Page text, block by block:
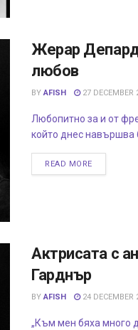
Жерар
любов
BY AFISH 27 DECEMBER
Любопитно за и от
който днес навършва
READ MORE
Актрисата с
Гарднър
BY AFISH 24 DECEMBER
„Към мен бяха много